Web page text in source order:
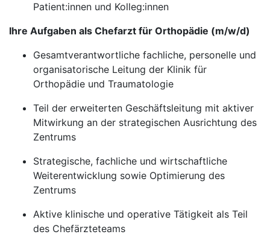
Patient:innen und Kolleg:innen
Ihre Aufgaben als Chefarzt für Orthopädie (m/w/d)
Gesamtverantwortliche fachliche, personelle und
organisatorische Leitung der Klinik für
Orthopädie und Traumatologie
Teil der erweiterten Geschäftsleitung mit aktiver
Mitwirkung an der strategischen Ausrichtung des
Zentrums
Strategische, fachliche und wirtschaftliche
Weiterentwicklung sowie Optimierung des
Zentrums
Aktive klinische und operative Tätigkeit als Teil
des Chefärzteteams